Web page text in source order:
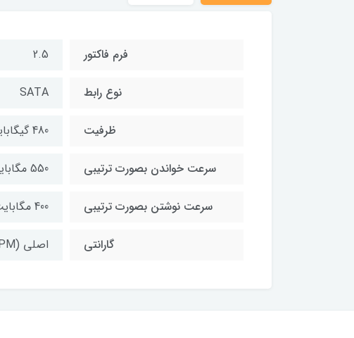
فرم فاکتور 2.5
نوع رابط SATA
ظرفیت 480 گیگابایت
سرعت خواندن بصورت ترتیبی 550 مگابایت بر ثانیه
سرعت نوشتن بصورت ترتیبی 400 مگابایت بر ثانیه
گارانتی اصلی (IPM) معتبر تا 1406/12